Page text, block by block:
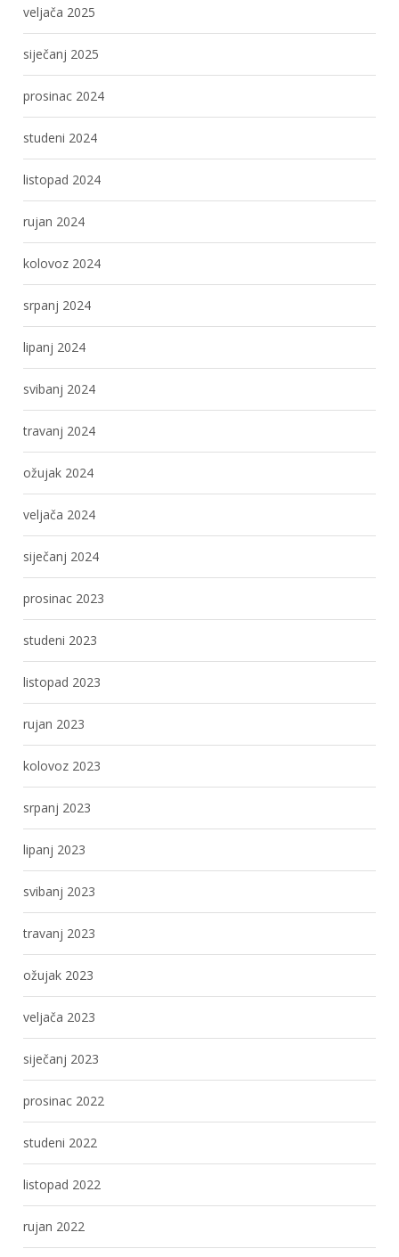
veljača 2025
siječanj 2025
prosinac 2024
studeni 2024
listopad 2024
rujan 2024
kolovoz 2024
srpanj 2024
lipanj 2024
svibanj 2024
travanj 2024
ožujak 2024
veljača 2024
siječanj 2024
prosinac 2023
studeni 2023
listopad 2023
rujan 2023
kolovoz 2023
srpanj 2023
lipanj 2023
svibanj 2023
travanj 2023
ožujak 2023
veljača 2023
siječanj 2023
prosinac 2022
studeni 2022
listopad 2022
rujan 2022